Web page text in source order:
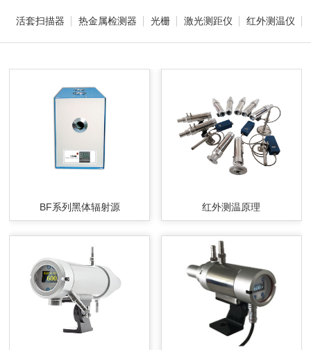
活套扫描器 热金属检测器 光栅 激光测距仪 红外测温仪
BF系列黑体辐射源 红外测温原理